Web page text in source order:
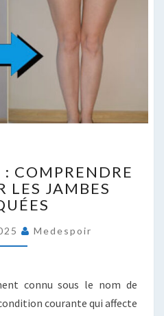
VARUM
COMPRENDRE
TRAITER
LES
COMPRENDRE
LES JAMBES
Medespoir
connu sous le nom de
courante qui affecte